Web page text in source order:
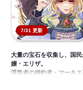
7/31 更新
大量の宝石を収集し、国
嬢・エリザ。
浮気者の婚約者・マーキ
対し「ゴミ屑」と言い放